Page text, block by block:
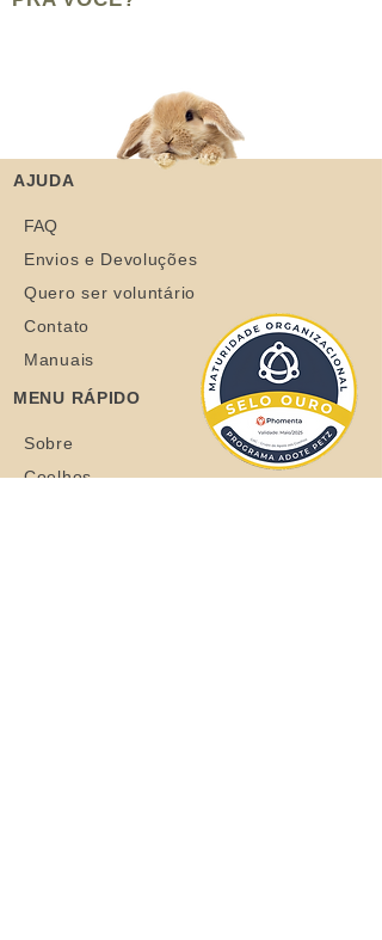
AJUDA
FAQ
Envios e Devoluções
Quero ser voluntário
Contato
Manuais
MENU RÁPIDO
Sobre
Coelhos